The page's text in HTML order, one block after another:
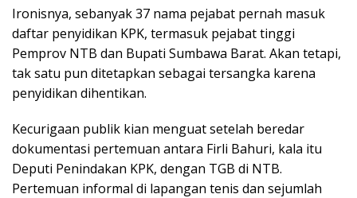
Ironisnya, sebanyak 37 nama pejabat pernah masuk
daftar penyidikan KPK, termasuk pejabat tinggi
Pemprov NTB dan Bupati Sumbawa Barat. Akan tetapi,
tak satu pun ditetapkan sebagai tersangka karena
penyidikan dihentikan.
Kecurigaan publik kian menguat setelah beredar
dokumentasi pertemuan antara Firli Bahuri, kala itu
Deputi Penindakan KPK, dengan TGB di NTB.
Pertemuan informal di lapangan tenis dan sejumlah